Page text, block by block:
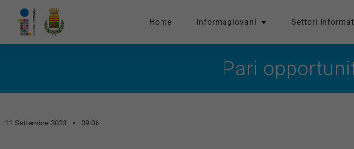
Home Informagiovani Settori
Pari
11 Settembre 2023 09:06